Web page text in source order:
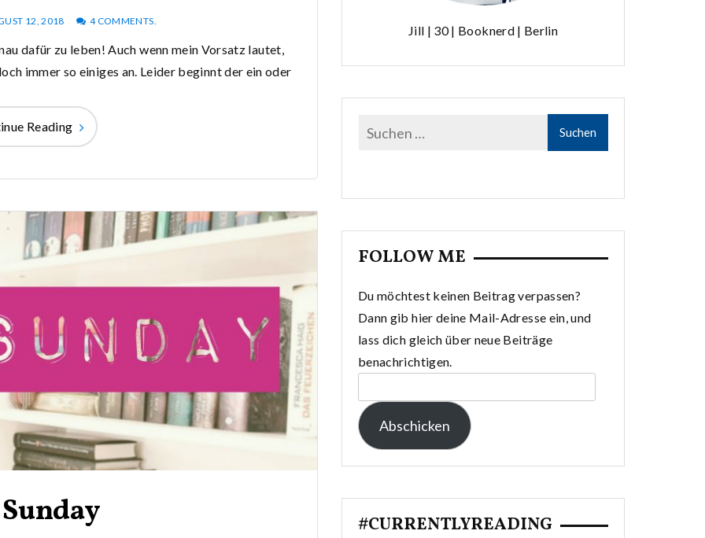
12, 2018 4 COMMENTS.
dafür zu leben! Auch wenn mein Vorsatz lautet,
immer so einiges an. Leider beginnt der ein oder
Reading
Jill | 30 | Booknerd | Berlin
FOLLOW ME
Du möchtest keinen Beitrag verpassen?
Dann gib hier deine Mail-Adresse ein, und
lass dich gleich über neue Beiträge
benachrichtigen.
Mail-
Adresse:
Abschicken
#CURRENTLYREADING